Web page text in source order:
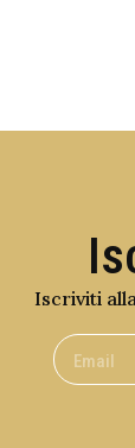
Iscriviti